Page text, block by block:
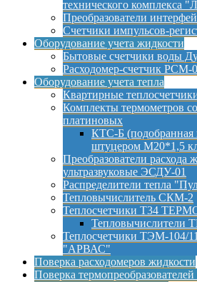
технического
Преобразователи
Счетчики импульсов-
Оборудование учета жидкости
Бытовые счетчики воды
Расходомер-счетчик
Оборудование учета тепла
Квартирные
Комплекты термометров
платиновых
КТС-Б (подобранная
штуцером М20*1,5
Преобразователи расхода
ультразвуковые ЭСДУ-01
Распределители тепла
Тепловычислитель СКМ-2
Теплосчетчики Т34
Тепловычислители
Теплосчетчики ТЭМ-104/
"АРВАС"
Поверка расходомеров жидкости
Поверка